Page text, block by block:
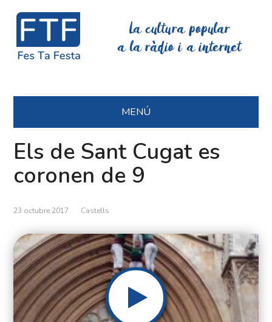
La cultura popular
a la ràdio i a internet
MENÚ
Els de Sant Cugat es
coronen de 9
23 octubre 2017 Castells